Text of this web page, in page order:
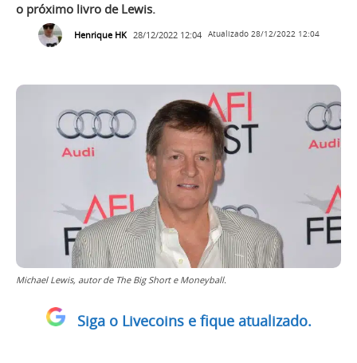
o próximo livro de Lewis.
Henrique HK 28/12/2022 12:04 Atualizado 28/12/2022 12:04
Michael Lewis, autor de The Big Short e Moneyball.
Siga o Livecoins e fique atualizado.